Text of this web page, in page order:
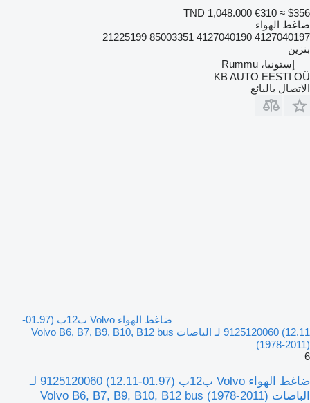
TND 1,048.000 €310 ≈ $356
ضاغط الهواء
4127040197 4127040190 85003351 21225199
بنزين
إستونيا، Rummu
KB AUTO EESTI OÜ
الاتصال بالبائع
ضاغط الهواء Volvo ب12ب (01.97-
12.11) 9125120060 لـ الباصات Volvo B6, B7, B9, B10, B12 bus
(1978-2011)
6
ضاغط الهواء Volvo ب12ب (01.97-12.11) 9125120060 لـ
الباصات Volvo B6, B7, B9, B10, B12 bus (1978-2011)